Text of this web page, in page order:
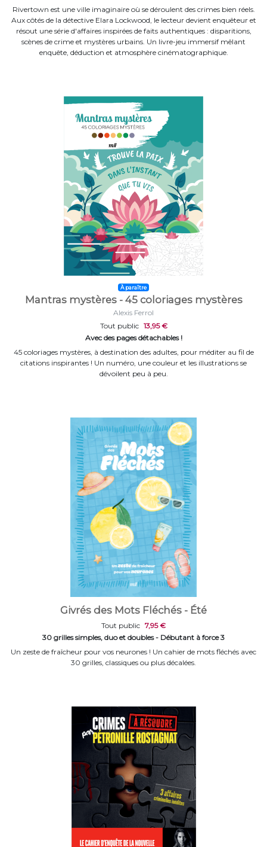
Rivertown est une ville imaginaire où se déroulent des crimes bien réels.
Aux côtés de la détective Elara Lockwood, le lecteur devient enquêteur et
résout une série d'affaires inspirées de faits authentiques : disparitions,
scènes de crime et mystères urbains. Un livre-jeu immersif mêlant
enquête, déduction et atmosphère cinématographique.
À paraître
Mantras mystères - 45 coloriages mystères
Alexis Ferrol
Tout public 13,95 €
Avec des pages détachables !
45 coloriages mystères, à destination des adultes, pour méditer au fil de
citations inspirantes ! Un numéro, une couleur et les illustrations se
dévoilent peu à peu.
Givrés des Mots Fléchés - Été
Tout public 7,95 €
30 grilles simples, duo et doubles - Débutant à force 3
Un zeste de fraîcheur pour vos neurones ! Un cahier de mots fléchés avec
30 grilles, classiques ou plus décalées.